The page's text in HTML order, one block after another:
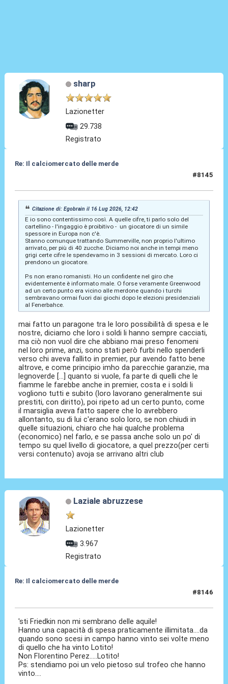
sharp
Lazionetter
29.738
Registrato
Re: Il calciomercato delle merde
#8145
Citazione di: Egobrain il 16 Lug 2026, 12:42
E io sono contentissimo così. A quelle cifre, ti parlo solo del
cartellino - l'ingaggio è proibitivo - un giocatore di un simile
spessore in Europa non c'è.
Stanno comunque trattando Summerville, non proprio l'ultimo
arrivato, per più di 40 zucche. Diciamo noi anche in tempi meno
grigi certe cifre le spendevamo in 3 sessioni di mercato. Loro ci
prendono un giocatore.
P.s non erano romanisti. Ho un confidente nel giro che
evidentemente è informato male. O forse veramente Greenwood
ad un certo punto era vicino alle merdone quando i turchi
sembravano ormai fuori dai giochi dopo le elezioni presidenziali
al Fenerbahce.
mai fatto un paragone tra le loro possibilità di spesa e le
nostre, diciamo che loro i soldi li hanno sempre cacciati,
ma ciò non vuol dire che abbiano mai preso fenomeni
nel loro prime, anzi, sono stati però furbi nello spenderli
verso chi aveva fallito in premier, pur avendo fatto bene
altrove, e come principio imho da parecchie garanzie, ma
legnoverde [...] quanto si vuole, fa parte di quelli che le
fiamme le farebbe anche in premier, costa e i soldi li
vogliono tutti e subito (loro lavorano generalmente sui
prestiti, con diritto), poi ripeto ad un certo punto, come
il marsiglia aveva fatto sapere che lo avrebbero
allontanto, su di lui c'erano solo loro, se non chiudi in
quelle situazioni, chiaro che hai qualche problema
(economico) nel farlo, e se passa anche solo un po' di
tempo su quel livello di giocatore, a quel prezzo(per certi
versi contenuto) avoja se arrivano altri club
Laziale abruzzese
Lazionetter
3.967
Registrato
Re: Il calciomercato delle merde
#8146
'sti Friedkin non mi sembrano delle aquile!
Hanno una capacità di spesa praticamente illimitata....da
quando sono scesi in campo hanno vinto sei volte meno
di quello che ha vinto Lotito!
Non Florentino Perez.....Lotito!
Ps: stendiamo poi un velo pietoso sul trofeo che hanno
vinto....